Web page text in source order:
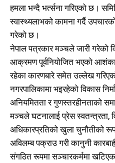
हमला भन्दै भर्त्सना गरिएको छ।
स्वास्थ्यलाभको कामना गर्दै
गरेको छ।
नेपाल पत्रकार मञ्चले जारी गरेको
आक्रमण पूर्वनियोजित भएको आशंका
रहेका कारणबारे समेत उल्लेख
नगरपालिकामा भइरहेको विकास
अनियमितता र गुणस्तरहीनताको
मञ्चले घटनालाई प्रेस स्वतन्त्रता,
अधिकारप्रतिको खुला चुनौतीको
अविलम्ब पक्राउ गरी कानुनी
संगठित रूपमा सञ्चारकर्ममा